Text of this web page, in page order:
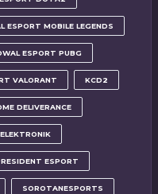
ESPORT MOBILE LEGENDS
ESPORT PUBG
VALORANT KCD2
DELIVERANCE
ESPORT
SOROTANESPORTS